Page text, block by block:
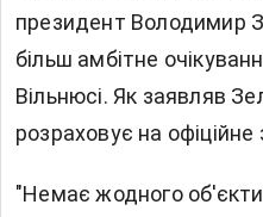
президент Володимир
більш амбітне
Вільнюсі. Як заявляв
розраховує на
"Немає жодного